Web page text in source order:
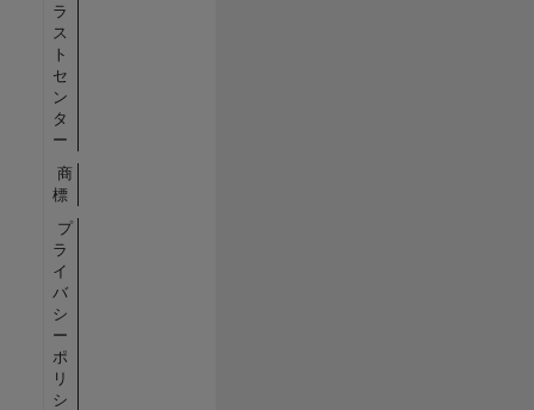
ラ
ス
ト
セ
ン
タ
ー
商
標
プ
ラ
イ
バ
シ
ー
ポ
リ
シ